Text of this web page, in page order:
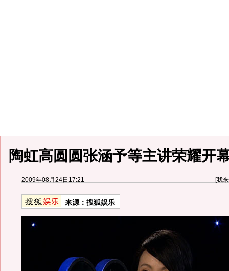
陶虹高圆圆张涵予等主讲荣耀开
2009年08月24日17:21 [我
来源： 搜狐娱乐